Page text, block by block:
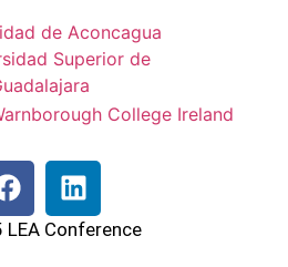
Conference